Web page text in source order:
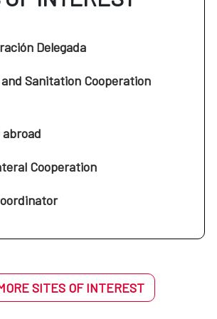
de España en San
El Salvador
de España en Asunción:
de España en Santiago de
Chile: Chile
Delegada
Sanitation Cooperation
abroad
Cooperation
SITES OF INTEREST